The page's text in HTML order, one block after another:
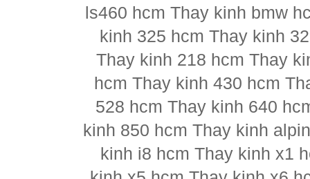
ls460 hcm Thay kinh bmw
kinh 325 hcm Thay kinh
Thay kinh 218 hcm Thay
hcm Thay kinh 430 hcm
528 hcm Thay kinh 640
kinh 850 hcm Thay kinh
kinh i8 hcm Thay kinh x1